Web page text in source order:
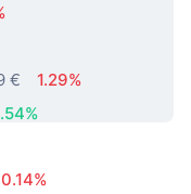
€
1.29%
0.14%